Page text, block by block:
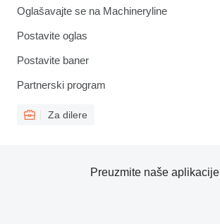
Oglašavajte se na Machineryline
Postavite oglas
Postavite baner
Partnerski program
Za dilere
Preuzmite naše aplikacije